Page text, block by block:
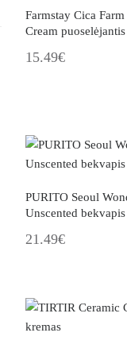
Farmstay Cica
Cream
15.49€
PURITO Seoul
Unscented
21.49€